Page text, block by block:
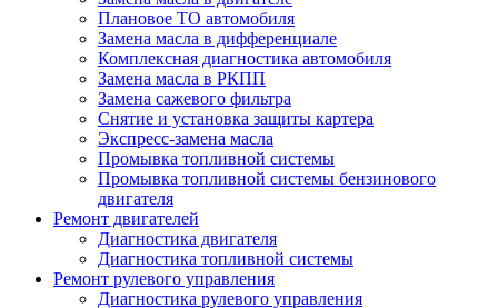
Плановое ТО автомобиля
Замена масла в дифференциале
Комплексная диагностика автомобиля
Замена масла в РКПП
Замена сажевого фильтра
Снятие и установка защиты картера
Экспресс-замена масла
Промывка топливной системы
Промывка топливной системы бензинового
двигателя
Ремонт двигателей
Диагностика двигателя
Диагностика топливной системы
Ремонт рулевого управления
Диагностика рулевого управления